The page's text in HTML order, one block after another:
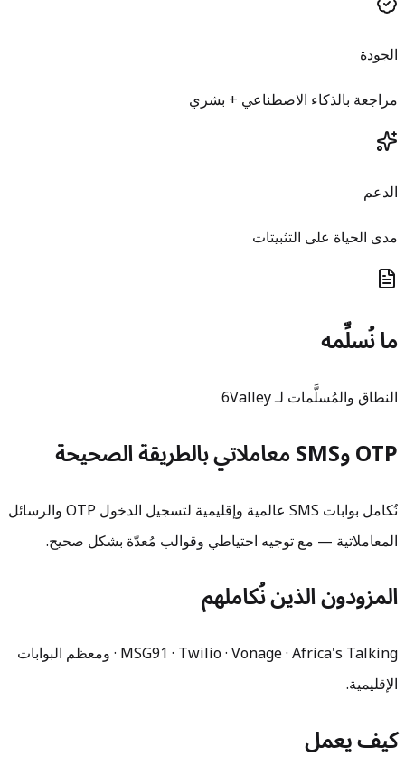
الجودة
مراجعة بالذكاء الاصطناعي + بشري
الدعم
مدى الحياة على التثبيتات
ما نُسلِّمه
النطاق والمُسلَّمات لـ 6Valley
OTP وSMS معاملاتي بالطريقة الصحيحة
نُكامل بوابات SMS عالمية وإقليمية لتسجيل الدخول OTP والرسائل
المعاملاتية — مع توجيه احتياطي وقوالب مُعدّة بشكل صحيح.
المزودون الذين نُكاملهم
MSG91 · Twilio · Vonage · Africa's Talking · ومعظم البوابات
الإقليمية.
كيف يعمل